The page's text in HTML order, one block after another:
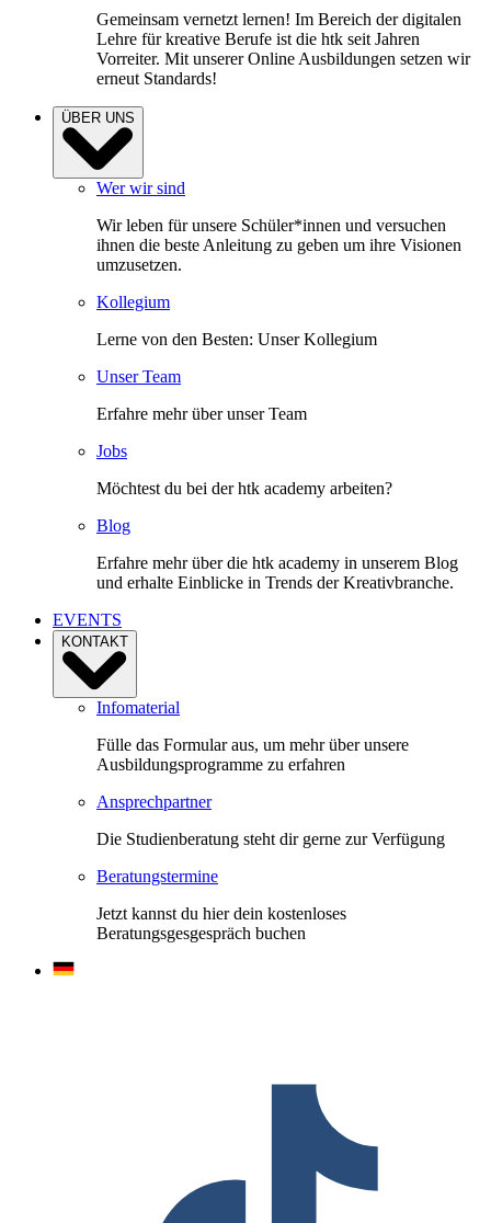
Gemeinsam vernetzt lernen! Im Bereich der digitalen
Lehre für kreative Berufe ist die htk seit Jahren
Vorreiter. Mit unserer Online Ausbildungen setzen wir
erneut Standards!
ÜBER UNS
Wer wir sind
Wir leben für unsere Schüler*innen und versuchen
ihnen die beste Anleitung zu geben um ihre Visionen
umzusetzen.
Kollegium
Lerne von den Besten: Unser Kollegium
Unser Team
Erfahre mehr über unser Team
Jobs
Möchtest du bei der htk academy arbeiten?
Blog
Erfahre mehr über die htk academy in unserem Blog
und erhalte Einblicke in Trends der Kreativbranche.
EVENTS
KONTAKT
Infomaterial
Fülle das Formular aus, um mehr über unsere
Ausbildungsprogramme zu erfahren
Ansprechpartner
Die Studienberatung steht dir gerne zur Verfügung
Beratungstermine
Jetzt kannst du hier dein kostenloses
Beratungsgesgespräch buchen